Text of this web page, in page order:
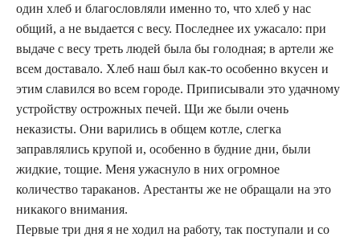
один хлеб и благословляли именно то, что хлеб у нас
общий, а не выдается с весу. Последнее их ужасало: при
выдаче с весу треть людей была бы голодная; в артели же
всем доставало. Хлеб наш был как-то особенно вкусен и
этим славился во всем городе. Приписывали это удачному
устройству острожных печей. Щи же были очень
неказисты. Они варились в общем котле, слегка
заправлялись крупой и, особенно в будние дни, были
жидкие, тощие. Меня ужаснуло в них огромное
количество тараканов. Арестанты же не обращали на это
никакого внимания.
Первые три дня я не ходил на работу, так поступали и со